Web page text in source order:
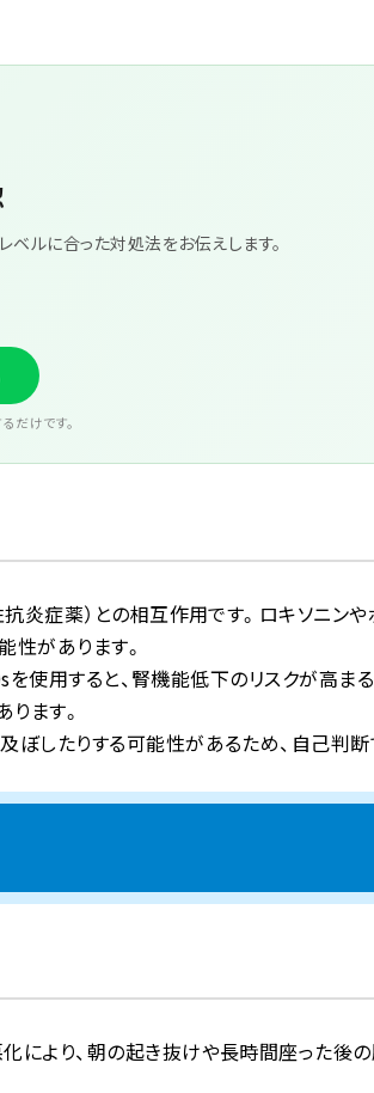
ルに合った対処法をお伝えします。
だけです。
炎症薬）との相互作用です。ロキソニンや
性があります。
使用すると、腎機能低下のリスクが高ま
ます。
ぼしたりする可能性があるため、自己判
により、朝の起き抜けや長時間座った後